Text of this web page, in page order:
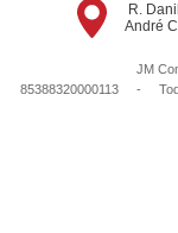
R.
André
JM
85388320000113 -